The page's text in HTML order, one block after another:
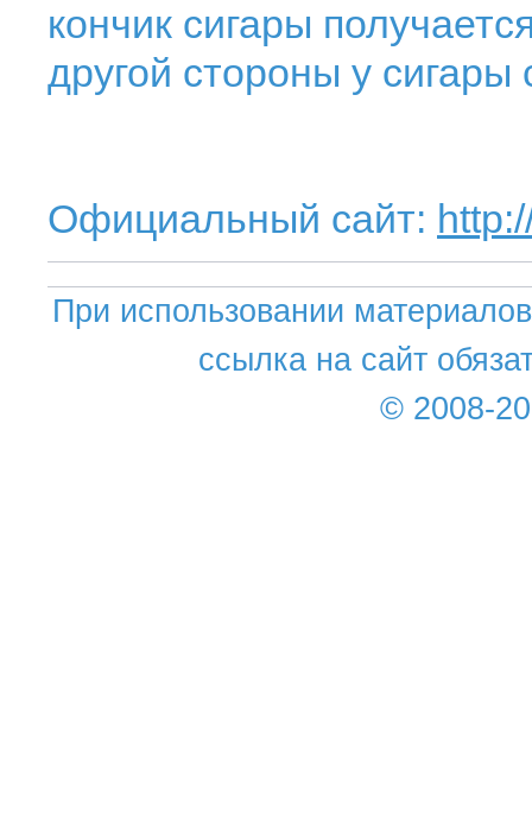
кончик сигары
другой стороны у сигары
Официальный сайт:
При использовании
ссылка на сайт
© 2008-